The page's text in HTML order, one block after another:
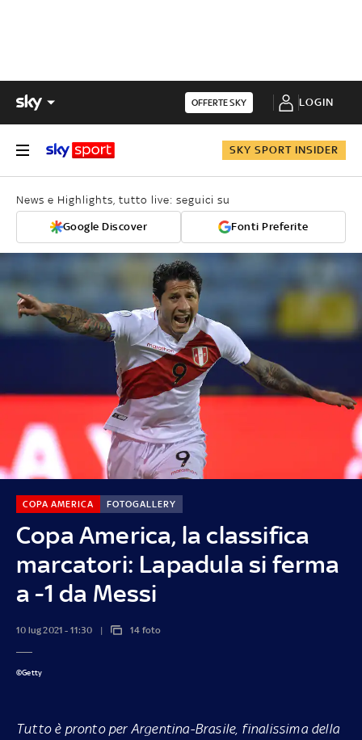
OFFERTE SKY LOGIN
SKY SPORT INSIDER
News e Highlights, tutto live: seguici su
Google Discover Fonti Preferite
Copa America, la classifica
marcatori: Lapadula si ferma
a -1 da Messi
COPA AMERICA FOTOGALLERY
10 lug 2021 - 11:30 14 foto
©Getty
Tutto è pronto per Argentina-Brasile, finalissima della